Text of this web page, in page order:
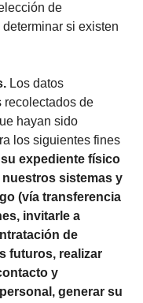
de
si existen
Los datos
recolectados de
hayan sido
los siguientes fines
expediente físico
sistemas y
(vía transferencia
invitarle a
de
futuros, realizar
y
generar su